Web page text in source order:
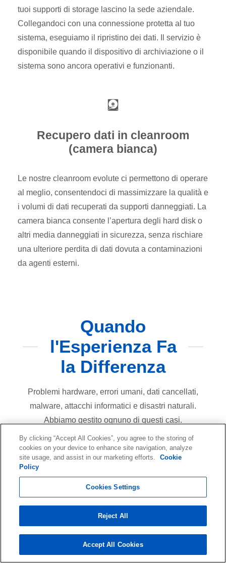
tuoi supporti di storage lascino la sede aziendale.
Collegandoci con una connessione protetta al tuo
sistema, eseguiamo il ripristino dei dati. Il servizio è
disponibile quando il dispositivo di archiviazione o il
sistema sono ancora operativi e funzionanti.
Recupero dati in cleanroom
(camera bianca)
Le nostre cleanroom evolute ci permettono di operare
al meglio, consentendoci di massimizzare la qualità e
i volumi di dati recuperati da supporti danneggiati. La
camera bianca consente l’apertura degli hard disk o
altri media danneggiati in sicurezza, senza rischiare
una ulteriore perdita di dati dovuta a contaminazioni
da agenti esterni.
Quando
l'Esperienza Fa
la Differenza
Problemi hardware, errori umani, dati cancellati,
malware, attacchi informatici e disastri naturali.
Abbiamo gestito ognuno di questi casi.
40
Anni
d'esperienza
By clicking “Accept All Cookies”, you agree to the storing of
cookies on your device to enhance site navigation, analyze
site usage, and assist in our marketing efforts.
Cookie
Policy
Cookies Settings
Reject All
Accept All Cookies